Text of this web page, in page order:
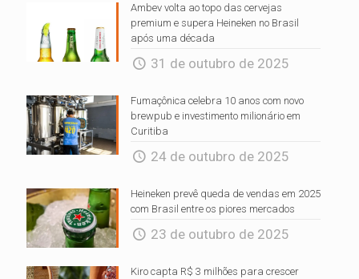
Ambev volta ao topo das cervejas
premium e supera Heineken no Brasil
após uma década
31 de outubro de 2025
Fumaçônica celebra 10 anos com novo
brewpub e investimento milionário em
Curitiba
24 de outubro de 2025
Heineken prevê queda de vendas em 2025
com Brasil entre os piores mercados
23 de outubro de 2025
Kiro capta R$ 3 milhões para crescer